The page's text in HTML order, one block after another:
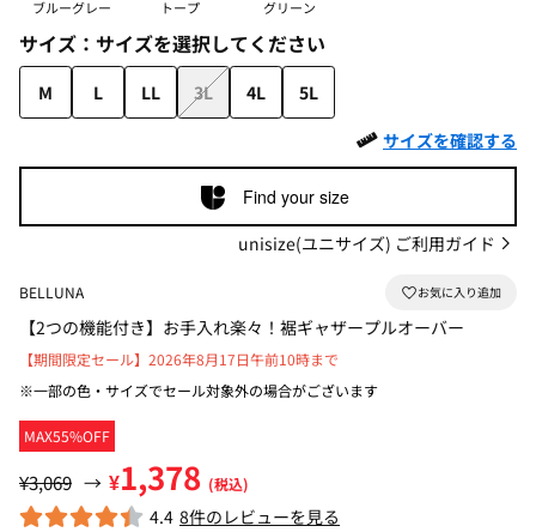
ブルーグレー トープ グリーン
サイズ： サイズを選択してください
M L LL 3L 4L
5L
サイズを確認する
Find your size
unisize(ユニサイズ) ご利用ガイド
BELLUNA
【2つの機能付き】お手入れ楽々！裾ギャザープルオーバー
MAX55%OFF
【期間限定セール】2026年8月17日午前10時まで
※一部の色・サイズでセール対象外の場合がございます
¥3,069 → ¥1,378 (税込)
4.4 8件のレビューを見る